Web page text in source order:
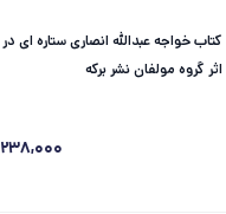
کتاب خواجه عبدالله انصاری ستاره ای
اثر گروه مولفان نشر برکه
238,000